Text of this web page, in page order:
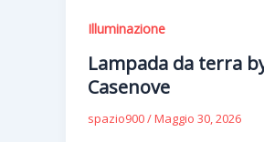
Illuminazione
Lampada da terra
Casenove
spazio900/Maggio 30, 2026